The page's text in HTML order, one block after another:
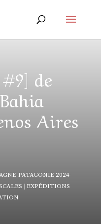
de
Aires
PATAGONIE 2024-
| EXPÉDITIONS